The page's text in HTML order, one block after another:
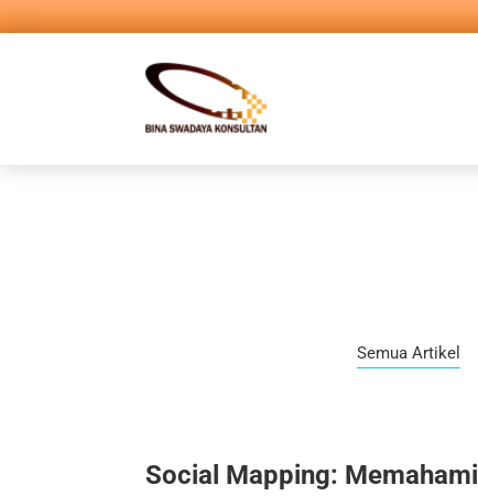
Semua Artikel
Social Mapping: Memahami